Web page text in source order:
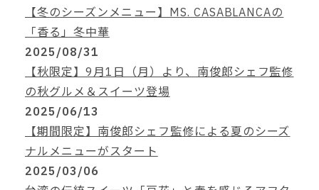
【冬のシーズンメニュー】MS. CASABLANCAの
「香る」冬中華
2025/08/31
【秋限定】9月1日（月）より、南俊郎シェフ監修
の秋グルメ＆スイーツ登場
2025/06/13
【期間限定】南俊郎シェフ監修による夏のシーズ
ナルメニューがスタート
2025/03/06